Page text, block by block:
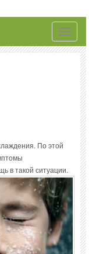
Toggle
По этой
в такой ситуации.